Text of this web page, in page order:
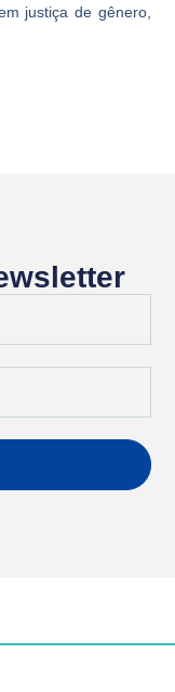
justiça de gênero,